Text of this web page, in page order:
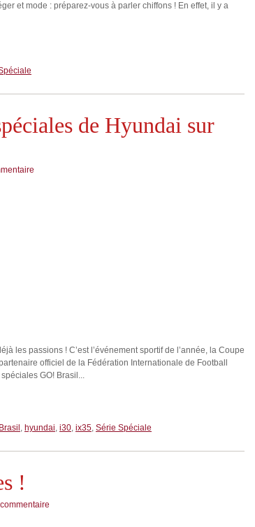
et mode : préparez-vous à parler chiffons ! En effet, il y a
de Hyundai sur
les passions ! C’est l’événement sportif de l’année, la Coupe
officiel de la Fédération Internationale de Football
GO! Brasil...
, hyundai, i30, ix35, Série Spéciale
!